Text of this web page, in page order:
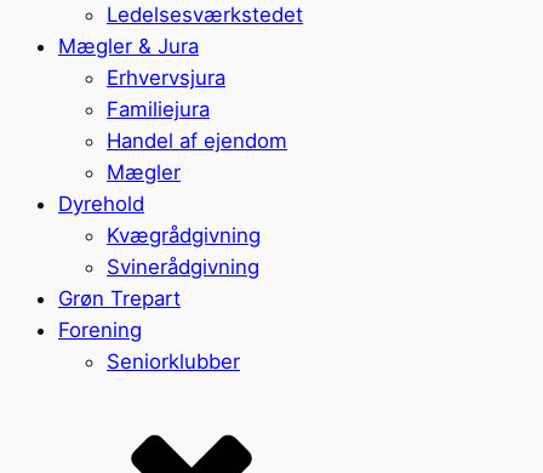
Ledelsesværkstedet
Mægler & Jura
Erhvervsjura
Familiejura
Handel af ejendom
Mægler
Dyrehold
Kvægrådgivning
Svinerådgivning
Grøn Trepart
Forening
Seniorklubber